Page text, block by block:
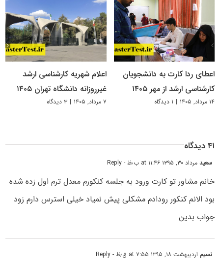
اعطای ردا کارت به دانشجویان
کارشناسی ارشد از مهر ۱۴۰۵
۱۴ مرداد, ۱۴۰۵ | ۱ دیدگاه
اعلام شهریه کارشناسی ارشد
غیرروزانه دانشگاه تهران ۱۴۰۵
۷ مرداد, ۱۴۰۵ | ۳ دیدگاه
۴۱ دیدگاه
سعیدمرداد ۳۰, ۱۳۹۵ at ۱۱:۴۶ ب٫ظ - Reply
خانم مشاور تو کارت ورود به جلسه کنکورم معدل ترم اول زده شده
بود الانم کنکور رودادم مشکلی پیش نمیاد خیلی استرس دارم زود
جواب بدین
نسیم اردیبهشت ۱۸, ۱۳۹۵ at ۷:۵۵ ق٫ظ - Reply